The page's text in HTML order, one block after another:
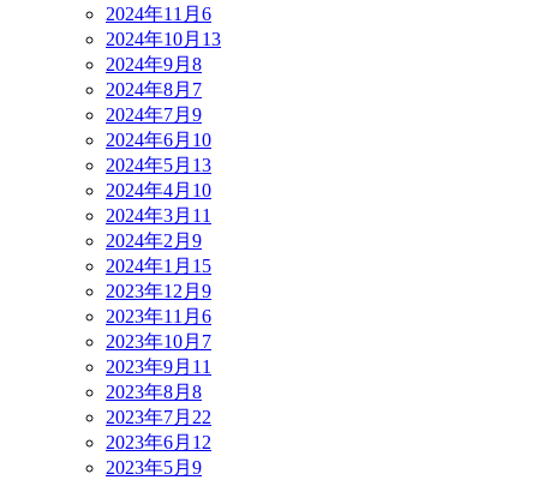
2024年11月 6
2024年10月 13
2024年9月 8
2024年8月 7
2024年7月 9
2024年6月 10
2024年5月 13
2024年4月 10
2024年3月 11
2024年2月 9
2024年1月 15
2023年12月 9
2023年11月 6
2023年10月 7
2023年9月 11
2023年8月 8
2023年7月 22
2023年6月 12
2023年5月 9